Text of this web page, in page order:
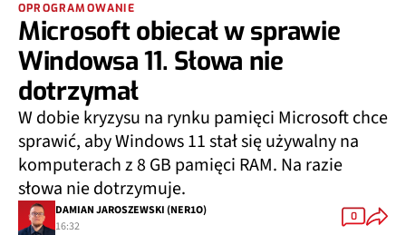
OPROGRAMOWANIE
Microsoft obiecał w sprawie
Windowsa 11. Słowa nie
dotrzymał
W dobie kryzysu na rynku pamięci Microsoft chce
sprawić, aby Windows 11 stał się używalny na
komputerach z 8 GB pamięci RAM. Na razie
słowa nie dotrzymuje.
DAMIAN JAROSZEWSKI (NER1O)
16:32
0